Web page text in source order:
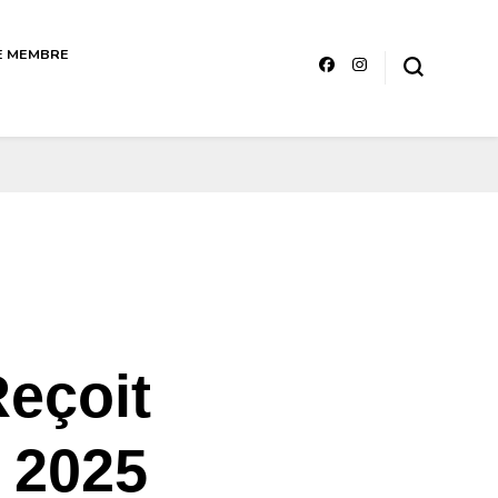
sénégalaise Art et
MEMBRE